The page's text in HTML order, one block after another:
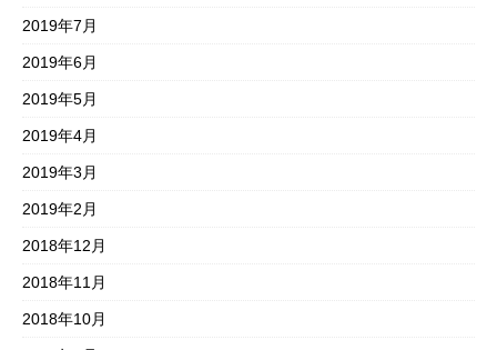
2019年7月
2019年6月
2019年5月
2019年4月
2019年3月
2019年2月
2018年12月
2018年11月
2018年10月